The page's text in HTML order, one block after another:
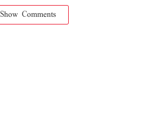
Show Comments